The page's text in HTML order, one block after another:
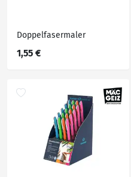
Doppelfasermaler
1,55 €